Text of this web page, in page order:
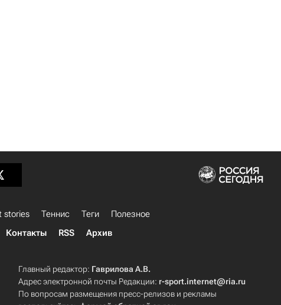
stories Теннис Теги
Полезное
Контакты RSS Архив
Главный редактор: Гаврилова А.В.
Адрес электронной почты Редакции: r-sport.internet@ria.ru
По вопросам размещения пресс-релизов и рекламы